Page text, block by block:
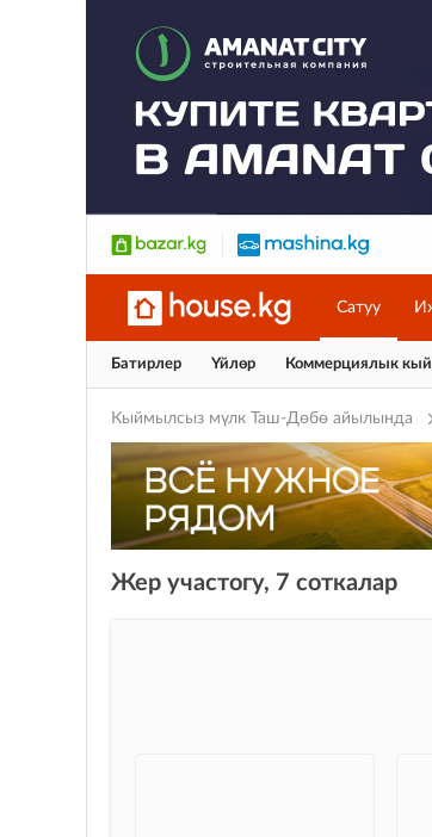
Сатуу
Батирлер Үйлөр Коммерциялык
Кыймылсыз мүлк Таш-Дөбө айылында
Жер участогу, 7 соткалар